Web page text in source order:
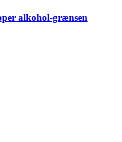
alkohol-grænsen